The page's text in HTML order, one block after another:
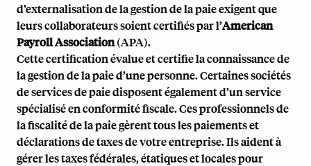
d’externalisation de la gestion de la paie exigent que
leurs collaborateurs soient certifiés par l’American
Payroll Association(APA).
Cette certification évalue et certifie la connaissance de
la gestion de la paie d’une personne. Certaines sociétés
de services de paie disposent également d’un service
spécialisé en conformité fiscale. Ces professionnels de
la fiscalité de la paie gèrent tous les paiements et
déclarations de taxes de votre entreprise. Ils aident à
gérer les taxes fédérales, étatiques et locales pour